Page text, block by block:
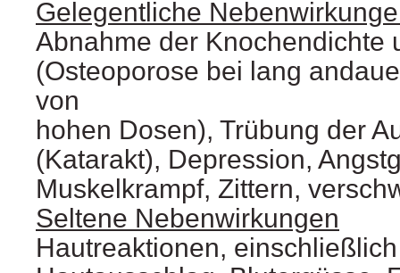
Gelegentliche
Abnahme der Knochendichte
(Osteoporose bei lang
von
hohen Dosen), Trübung der
(Katarakt), Depression,
Muskelkrampf, Zittern,
Seltene Nebenwirkungen
Hautreaktionen,